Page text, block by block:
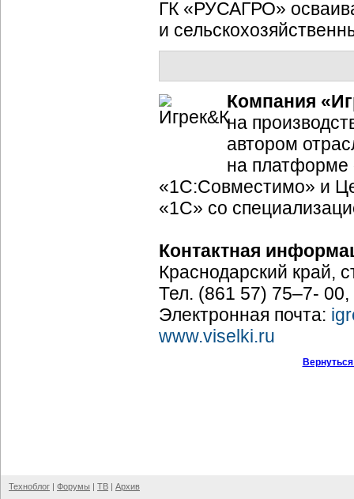
ГК «РУСАГРО»
и
Компания
на
автором
на платформе
«1С:Совместимо» и
«1С» со
Контактная
Краснодарский край,
Тел. (861 57) 75–7-
Электронная почта:
www.viselki.ru
Техноблог | Форумы | ТВ | Архив